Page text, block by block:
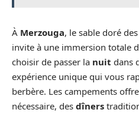
À Merzouga, le sable doré
invite à une immersion totale
choisir de passer la nuit dans
expérience unique qui vous
berbère. Les campements
nécessaire, des dîners